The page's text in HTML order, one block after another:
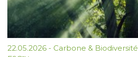
22.05.2026 - Carbone & Biodiversité